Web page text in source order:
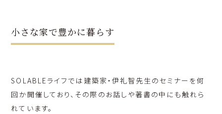
小さな家で豊かに暮らす
SOLABLEライフでは建築家・伊礼智先生のセミナーを何
回か開催しており、その際のお話しや著書の中にも触れら
れています。